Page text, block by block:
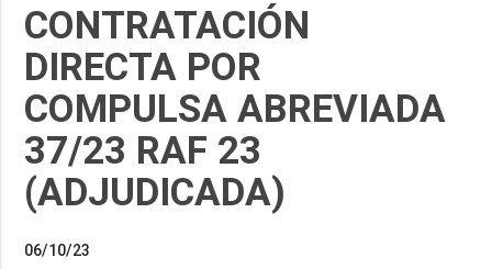
CONTRATACIÓN
DIRECTA POR
COMPULSA ABREVIADA
37/23 RAF 23
(ADJUDICADA)
06/10/23